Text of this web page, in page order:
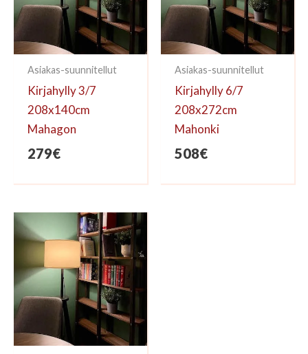
Asiakas-suunnitellut
Kirjahylly 3/7
208x140cm
Mahagon
279€
Asiakas-suunnitellut
Kirjahylly 6/7
208x272cm
Mahonki
508€